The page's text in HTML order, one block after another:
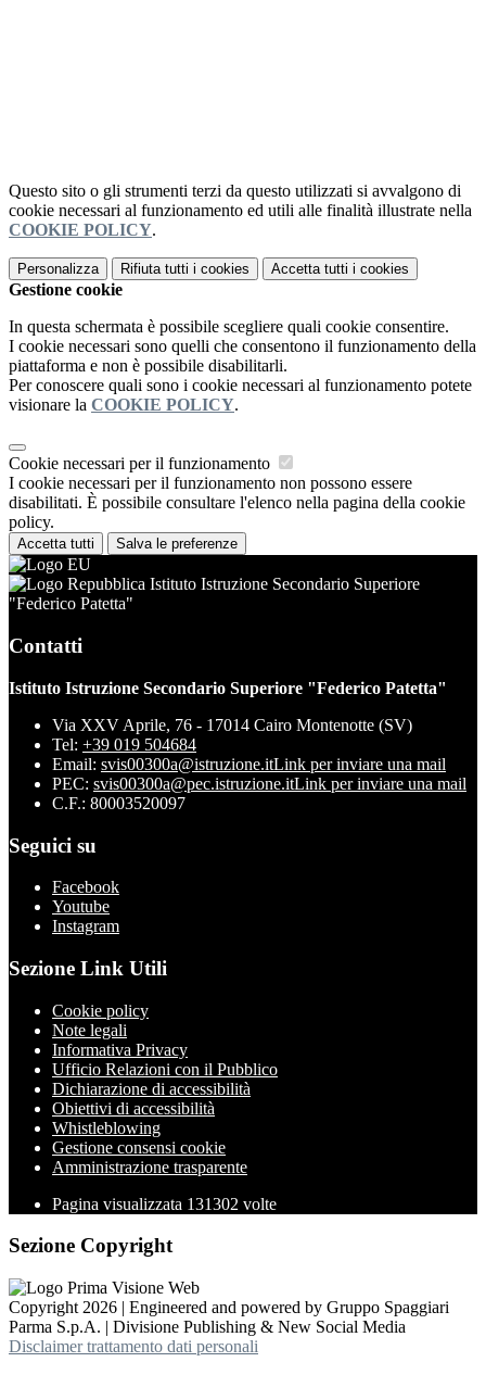
Questo sito o gli strumenti terzi da questo utilizzati si avvalgono di
cookie necessari al funzionamento ed utili alle finalità illustrate nella
COOKIE POLICY.
Personalizza Rifiuta tutti i cookies Accetta tutti i cookies
Gestione cookie
In questa schermata è possibile scegliere quali cookie consentire.
I cookie necessari sono quelli che consentono il funzionamento della
piattaforma e non è possibile disabilitarli.
Per conoscere quali sono i cookie necessari al funzionamento potete
visionare la COOKIE POLICY.
Cookie necessari per il funzionamento
I cookie necessari per il funzionamento non possono essere
disabilitati. È possibile consultare l'elenco nella pagina della cookie
policy.
Accetta tutti Salva le preferenze
Istituto Istruzione Secondario Superiore
"Federico Patetta"
Contatti
Istituto Istruzione Secondario Superiore "Federico Patetta"
Via XXV Aprile, 76 - 17014 Cairo Montenotte (SV)
Tel: +39 019 504684
Email: svis00300a@istruzione.itLink per inviare una mail
PEC: svis00300a@pec.istruzione.itLink per inviare una mail
C.F.: 80003520097
Seguici su
Facebook
Youtube
Instagram
Sezione Link Utili
Cookie policy
Note legali
Informativa Privacy
Ufficio Relazioni con il Pubblico
Dichiarazione di accessibilità
Obiettivi di accessibilità
Whistleblowing
Gestione consensi cookie
Amministrazione trasparente
Pagina visualizzata 131302 volte
Sezione Copyright
Copyright 2026 | Engineered and powered by Gruppo Spaggiari
Parma S.p.A. | Divisione Publishing & New Social Media
Disclaimer trattamento dati personali